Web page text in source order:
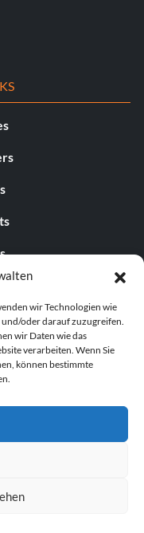
wir Technologien wie
oder darauf zuzugreifen.
wir Daten wie das
verarbeiten. Wenn Sie
können bestimmte
rights reserved